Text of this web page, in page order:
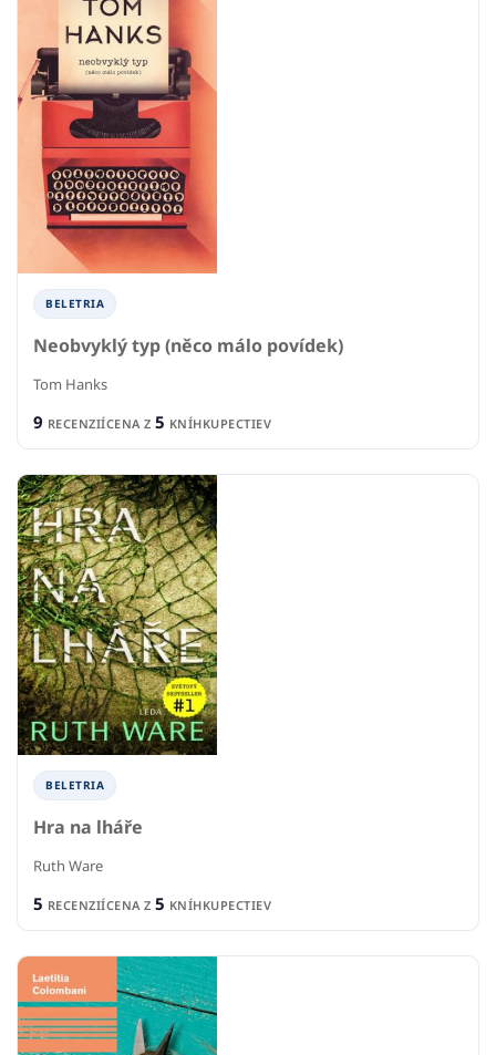
BELETRIA
Neobvyklý typ (něco málo povídek)
Tom Hanks
9 RECENZIÍCENA Z 5 KNÍHKUPECTIEV
BELETRIA
Hra na lháře
Ruth Ware
5 RECENZIÍCENA Z 5 KNÍHKUPECTIEV